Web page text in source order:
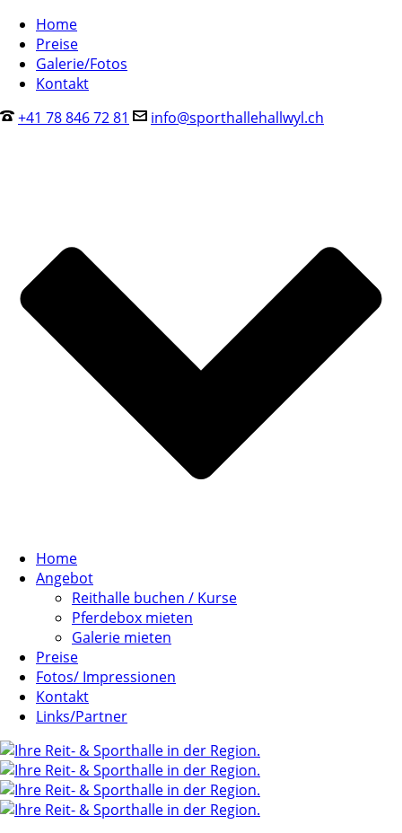
Home
Preise
Galerie/Fotos
Kontakt
+41 78 846 72 81
info@sporthallehallwyl.ch
Home
Angebot
Reithalle buchen / Kurse
Pferdebox mieten
Galerie mieten
Preise
Fotos/ Impressionen
Kontakt
Links/Partner